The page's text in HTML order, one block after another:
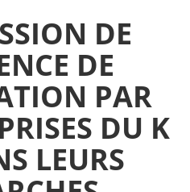
DE
DE
PAR
DU K
LEURS